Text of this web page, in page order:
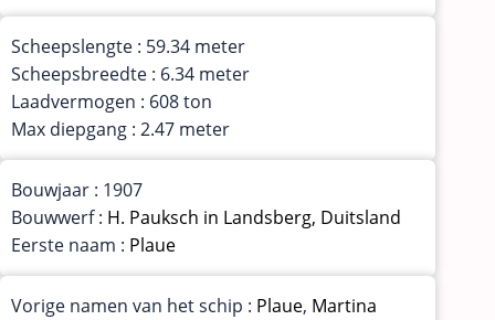
Scheepslengte : 59.34 meter
Scheepsbreedte : 6.34 meter
Laadvermogen : 608 ton
Max diepgang : 2.47 meter
Bouwjaar : 1907
Bouwwerf : H. Pauksch in Landsberg, Duitsland
Eerste naam : Plaue
Vorige namen van het schip : Plaue, Martina